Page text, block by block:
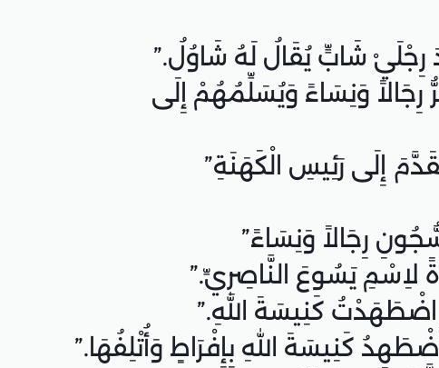
رِجَالاً وَنِسَاءً وَيُسَلِّمُهُمْ إِلَى